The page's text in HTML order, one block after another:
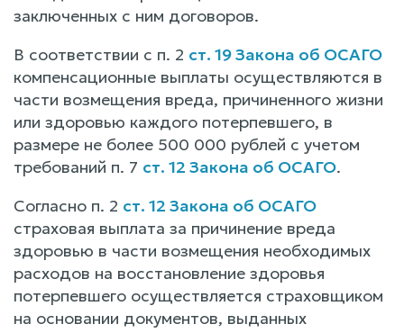
заключенных с ним договоров.
В соответствии с п. 2 ст. 19 Закона об ОСАГО
компенсационные выплаты осуществляются в
части возмещения вреда, причиненного жизни
или здоровью каждого потерпевшего, в
размере не более 500 000 рублей с учетом
требований п. 7 ст. 12 Закона об ОСАГО.
Согласно п. 2 ст. 12 Закона об ОСАГО
страховая выплата за причинение вреда
здоровью в части возмещения необходимых
расходов на восстановление здоровья
потерпевшего осуществляется страховщиком
на основании документов, выданных